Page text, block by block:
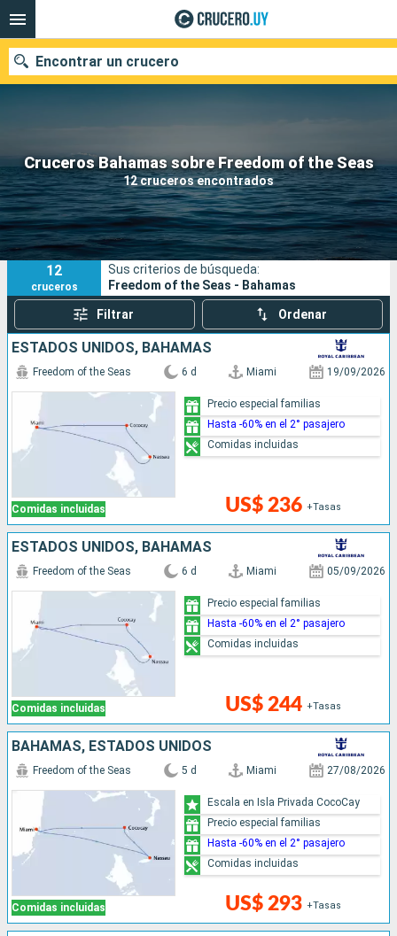
Cruceros Bahamas sobre Freedom of the Seas
12 cruceros encontrados
Encontrar un crucero
Nuestros destinos
Fecha de salida
Puertos Compañías
Buscar
12
cruceros
Sus criterios de búsqueda:
Freedom of the Seas - Bahamas
Filtrar Ordenar
ESTADOS UNIDOS, BAHAMAS
Comidas incluidas
Freedom of the Seas 6 d Miami 19/09/2026
US$ 236 +Tasas
Precio especial familias
Hasta -60% en el 2° pasajero
Comidas incluidas
ESTADOS UNIDOS, BAHAMAS
Comidas incluidas
Freedom of the Seas 6 d Miami 05/09/2026
US$ 244 +Tasas
Precio especial familias
Hasta -60% en el 2° pasajero
Comidas incluidas
BAHAMAS, ESTADOS UNIDOS
Comidas incluidas
Freedom of the Seas 5 d Miami 27/08/2026
US$ 293 +Tasas
Escala en Isla Privada CocoCay
Precio especial familias
Hasta -60% en el 2° pasajero
Comidas incluidas